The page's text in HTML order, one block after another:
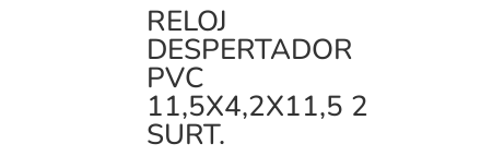
RELOJ
DESPERTADOR
PVC
11,5X4,2X11,5 2
SURT.